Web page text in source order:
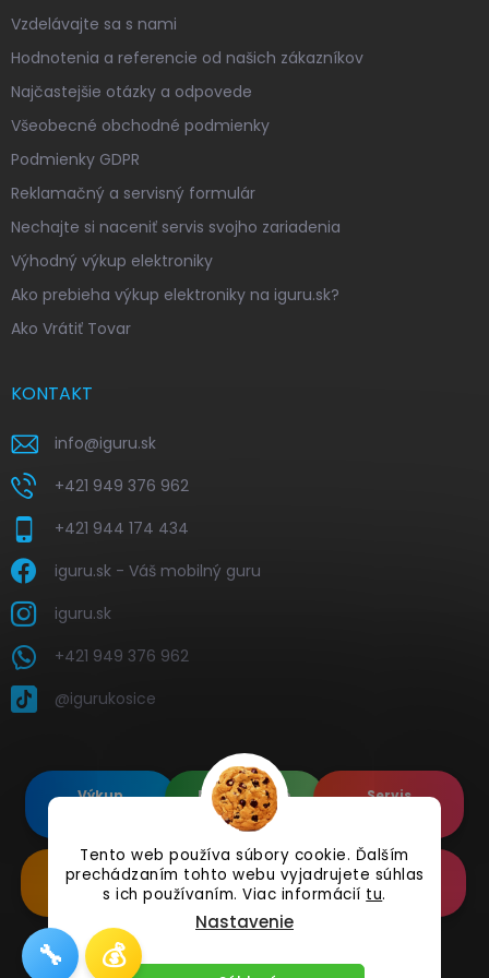
Tento web používa súbory cookie. Ďalším
prechádzaním tohto webu vyjadrujete súhlas
s ich používaním. Viac informácií tu.
Nastavenie
Vzdelávajte sa s nami
Hodnotenia a referencie od našich zákazníkov
Najčastejšie otázky a odpovede
Všeobecné obchodné podmienky
Podmienky GDPR
Reklamačný a servisný formulár
Nechajte si naceniť servis svojho zariadenia
Výhodný výkup elektroniky
Ako prebieha výkup elektroniky na iguru.sk?
Ako Vrátiť Tovar
KONTAKT
info@iguru.sk
+421 949 376 962
+421 944 174 434
iguru.sk - Váš mobilný guru
iguru.sk
+421 949 376 962
@igurukosice
Výkup
Renovované
Apple's
Servis
Renovované
Samsung's
Doplnkové
Príslušenstvo
Online
Reklamácia
🔧 💰